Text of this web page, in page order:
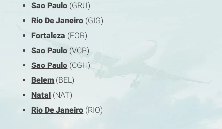
Sao Paulo (GRU)
Rio De Janeiro (GIG)
Fortaleza (FOR)
Sao Paulo (VCP)
Sao Paulo (CGH)
Belem (BEL)
Natal (NAT)
Rio De Janeiro (RIO)